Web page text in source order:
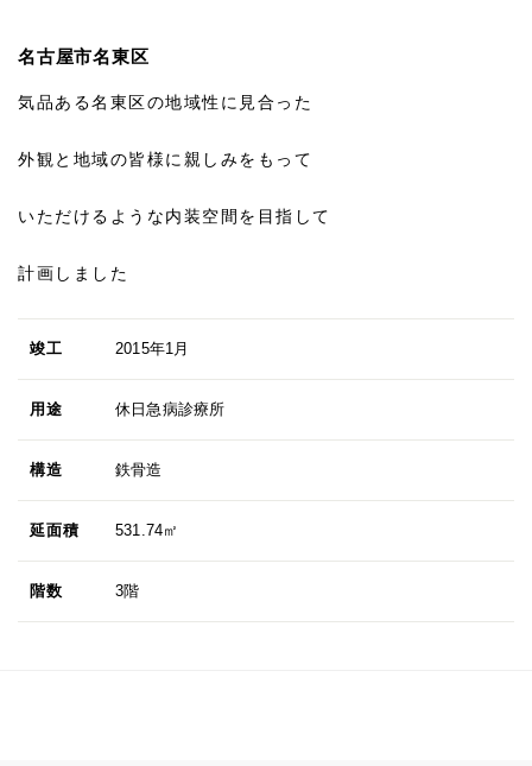
名古屋市名東区
気品ある名東区の地域性に見合った
外観と地域の皆様に親しみをもって
いただけるような内装空間を目指して
計画しました
竣工 2015年1月
用途 休日急病診療所
構造 鉄骨造
延面積 531.74㎡
階数 3階